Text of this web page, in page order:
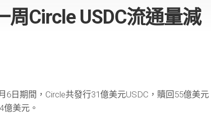
周Circle USDC流通量減
6日期間，Circle共發行31億美元USDC，贖回55億美元
億美元。